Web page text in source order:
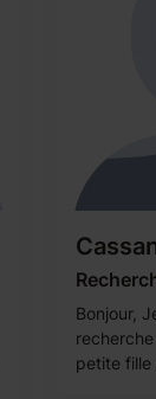
Bonjour,
petite fille